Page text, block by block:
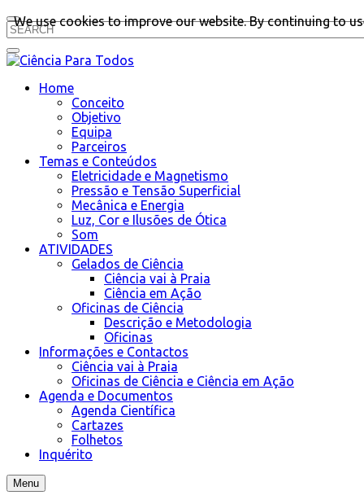
Home
Conceito
Objetivo
Equipa
Parceiros
Temas e Conteúdos
Eletricidade e Magnetismo
Pressão e Tensão Superficial
Mecânica e Energia
Luz, Cor e Ilusões de Ótica
Som
ATIVIDADES
Gelados de Ciência
Ciência vai à Praia
Ciência em Ação
Oficinas de Ciência
Descrição e Metodologia
Oficinas
Informações e Contactos
Ciência vai à Praia
Oficinas de Ciência e Ciência em Ação
Agenda e Documentos
Agenda Científica
Cartazes
Folhetos
Inquérito
Menu
We use cookies to improve our website. By continuing to